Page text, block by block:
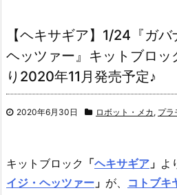
【ヘキサギア】1/24『ガ
ヘッツァー』キットブロッ
り2020年11月発売予定♪
2020年6月30日 ロボット・メカ , プラ
キットブロック 「ヘキサギア 」 よ
イジ・ヘッツァー 」 が、 コトブキ